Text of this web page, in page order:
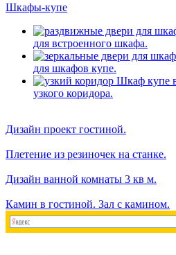
Шкафы-купе
для встроенного шкафа.
для шкафов купе.
Шкаф купе
узкого коридора.
Дизайн проект гостиной.
Плетение из резиночек на станке.
Дизайн ванной комнаты 3 кв м.
Камин в гостиной. Зал с камином.